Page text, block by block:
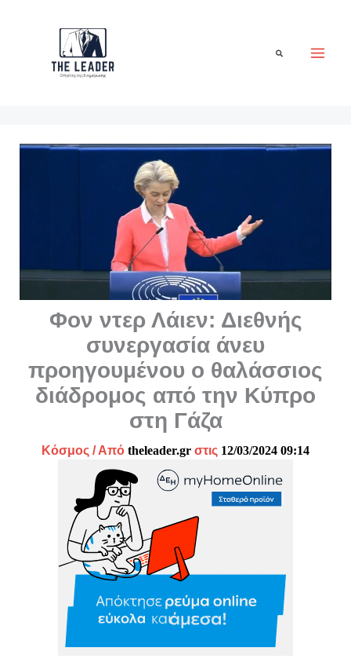
Αναζήτηση
Φον ντερ Λάιεν: Διεθνής
συνεργασία άνευ
προηγουμένου ο θαλάσσιος
διάδρομος από την Κύπρο
στη Γάζα
Κόσμος / Από theleader.gr στις 12/03/2024 09:14